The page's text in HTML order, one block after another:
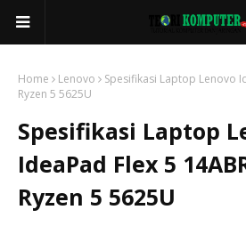
Home Lenovo
Spesifikasi Laptop Lenovo
Ryzen 5 5625U
Spesifikasi Laptop
IdeaPad Flex 5
Ryzen 5 5625U